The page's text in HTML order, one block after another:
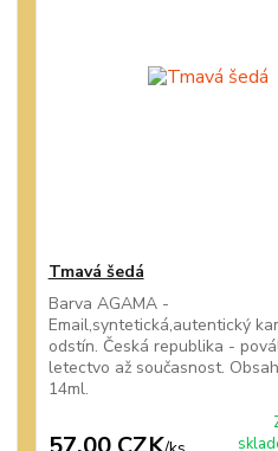
Tmavá šedá
Barva AGAMA -
Email,syntetická,autentický
odstín. Česká republika -
letectvo až současnost.
14ml.